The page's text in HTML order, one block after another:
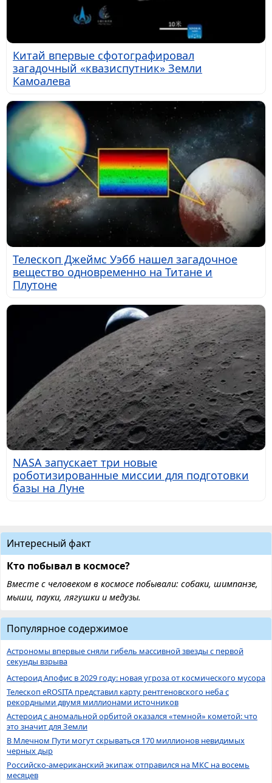
Китай впервые сфотографировал
загадочный «квазиспутник» Земли
Камоалева
Телескоп Джеймс Уэбб нашел загадочное
вещество одновременно на Титане и
Плутоне
NASA запускает три новые
роботизированные миссии для подготовки
базы на Луне
Интересный факт
Кто побывал в космосе?
Вместе с человеком в космосе побывали: собаки, шимпанзе,
мыши, пауки, лягушки и медузы.
Популярное содержимое
Астрономы впервые сняли гибель массивной звезды с первой
секунды взрыва
Астероид Апофис в 2029 году: новая угроза от космического мусора
Телескоп eROSITA представил карту рентгеновского неба с
рекордными двумя миллионами источников
Астероид с аномальной орбитой оказался «темной» кометой: что
это значит для Земли
В Млечном Пути могут скрываться 170 миллионов невидимых
черных дыр
Российско-американский экипаж отправился на МКС на восемь
месяцев